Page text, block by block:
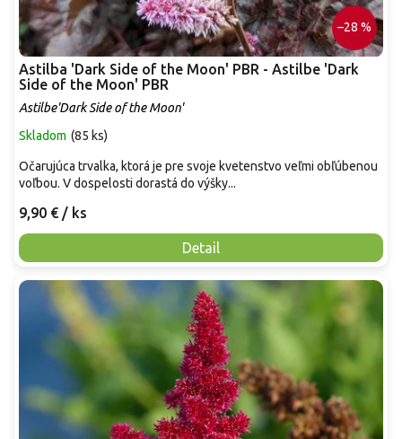
–28 %
Astilba 'Dark Side of the Moon' PBR - Astilbe 'Dark
Side of the Moon' PBR
Astilbe'Dark Side of the Moon'
Skladom (85 ks)
9,90 € / ks
Detail
Očarujúca trvalka, ktorá je pre svoje kvetenstvo veľmi obľúbenou
voľbou. V dospelosti dorastá do výšky...